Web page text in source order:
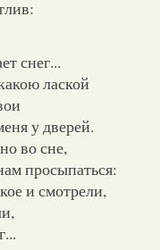
снег...
лаской
у дверей.
во сне,
просыпаться:
и смотрели,